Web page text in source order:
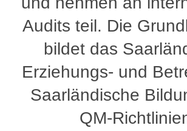
Audits teil. Die
bildet das
Erziehungs- und
Saarländische
QM-